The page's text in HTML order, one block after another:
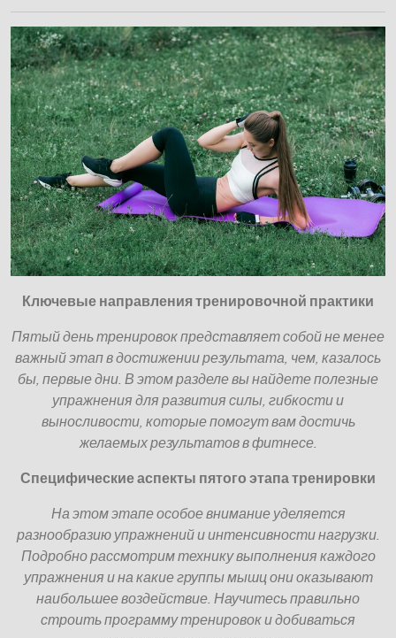
Ключевые направления тренировочной практики
Пятый день тренировок представляет собой не менее
важный этап в достижении результата, чем, казалось
бы, первые дни. В этом разделе вы найдете полезные
упражнения для развития силы, гибкости и
выносливости, которые помогут вам достичь
желаемых результатов в фитнесе.
Специфические аспекты пятого этапа тренировки
На этом этапе особое внимание уделяется
разнообразию упражнений и интенсивности нагрузки.
Подробно рассмотрим технику выполнения каждого
упражнения и на какие группы мышц они оказывают
наибольшее воздействие. Научитесь правильно
строить программу тренировок и добиваться